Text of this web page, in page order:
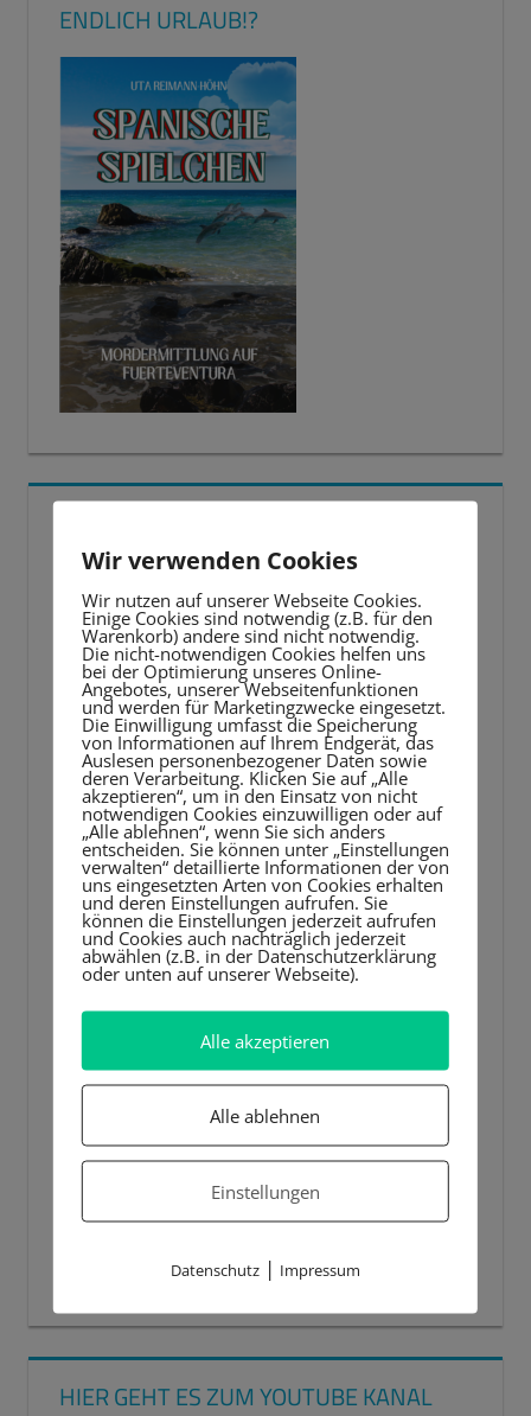
LESEKOMPETENZ
ENDLICH URLAUB!?
Video-
Player
HIER GEHT ES ZUM YOUTUBE KANAL
Wir verwenden Cookies
Wir nutzen auf unserer Webseite Cookies.
Einige Cookies sind notwendig (z.B. für den
Warenkorb) andere sind nicht notwendig.
Die nicht-notwendigen Cookies helfen uns
bei der Optimierung unseres Online-
Angebotes, unserer Webseitenfunktionen
und werden für Marketingzwecke eingesetzt.
Die Einwilligung umfasst die Speicherung
von Informationen auf Ihrem Endgerät, das
Auslesen personenbezogener Daten sowie
deren Verarbeitung. Klicken Sie auf „Alle
akzeptieren“, um in den Einsatz von nicht
notwendigen Cookies einzuwilligen oder auf
„Alle ablehnen“, wenn Sie sich anders
entscheiden. Sie können unter „Einstellungen
verwalten“ detaillierte Informationen der von
uns eingesetzten Arten von Cookies erhalten
und deren Einstellungen aufrufen. Sie
können die Einstellungen jederzeit aufrufen
und Cookies auch nachträglich jederzeit
abwählen (z.B. in der Datenschutzerklärung
oder unten auf unserer Webseite).
Alle akzeptieren
Alle ablehnen
Einstellungen
Datenschutz| Impressum